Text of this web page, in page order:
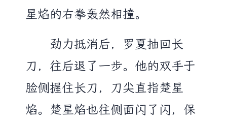
星焰的右拳轰然相撞。
劲力抵消后，罗夏抽回长
刀，往后退了一步。他的双手于
脸侧握住长刀，刀尖直指楚星
焰。楚星焰也往侧面闪了闪，保